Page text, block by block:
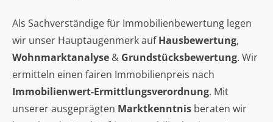
Als Sachverständige für Immobilienbewertung legen
wir unser Hauptaugenmerk aufHausbewertung,
Wohnmarktanalyse & Grundstücksbewertung. Wir
ermitteln einen fairen Immobilienpreis nach
Immobilienwert-Ermittlungsverordnung. Mit
unserer ausgeprägten Marktkenntnis beraten wir